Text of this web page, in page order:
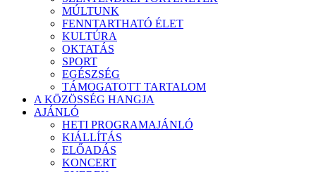
MÚLTUNK
FENNTARTHATÓ ÉLET
KULTÚRA
OKTATÁS
SPORT
EGÉSZSÉG
TÁMOGATOTT TARTALOM
A KÖZÖSSÉG HANGJA
AJÁNLÓ
HETI PROGRAMAJÁNLÓ
KIÁLLÍTÁS
ELŐADÁS
KONCERT